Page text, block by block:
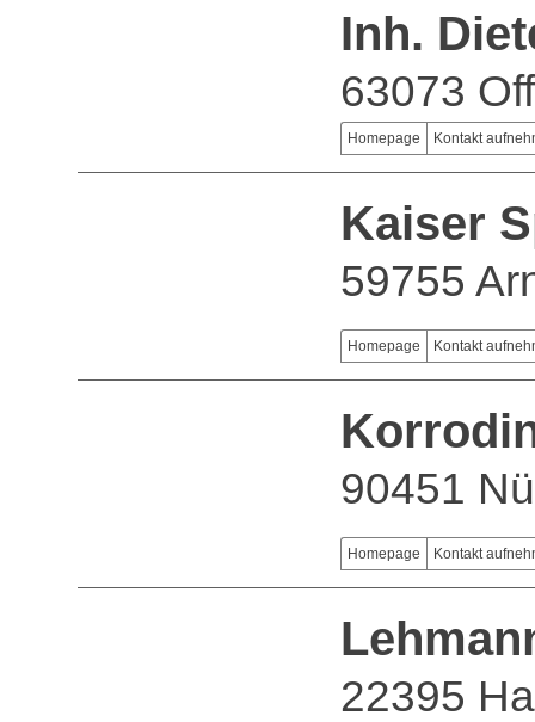
Inh.
63073
Homepage Kontakt
Kaiser
59755
Homepage Kontakt
90451
Homepage Kontakt
22395